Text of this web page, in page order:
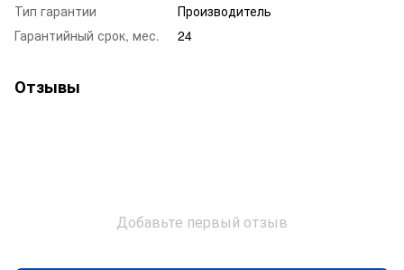
Тип гарантии
Производитель
Гарантийный срок, мес.
24
Отзывы
Добавьте первый отзыв